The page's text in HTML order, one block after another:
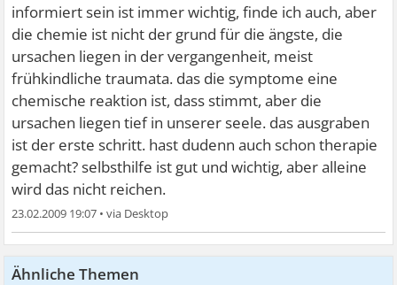
informiert sein ist immer wichtig, finde ich auch, aber
die chemie ist nicht der grund für die ängste, die
ursachen liegen in der vergangenheit, meist
frühkindliche traumata. das die symptome eine
chemische reaktion ist, dass stimmt, aber die
ursachen liegen tief in unserer seele. das ausgraben
ist der erste schritt. hast dudenn auch schon therapie
gemacht? selbsthilfe ist gut und wichtig, aber alleine
wird das nicht reichen.
23.02.2009 19:07 •
Ähnliche Themen